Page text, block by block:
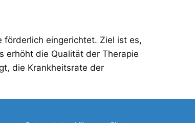
förderlich eingerichtet. Ziel ist es,
erhöht die Qualität der Therapie
die Krankheitsrate der